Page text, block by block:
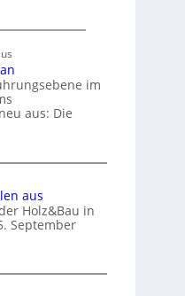
im
aus: Die
aus
Holz&Bau in
September